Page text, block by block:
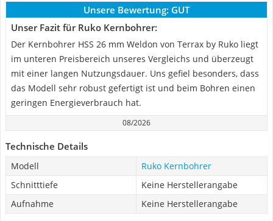
Unsere Bewertung: GUT
Unser Fazit für Ruko Kernbohrer:
Der Kernbohrer HSS 26 mm Weldon von Terrax by Ruko liegt
im unteren Preisbereich unseres Vergleichs und überzeugt
mit einer langen Nutzungsdauer. Uns gefiel besonders, dass
das Modell sehr robust gefertigt ist und beim Bohren einen
geringen Energieverbrauch hat.
08/2026
Technische Details
Modell
Ruko Kernbohrer
Schnitttiefe
Keine Herstellerangabe
Aufnahme
Keine Herstellerangabe